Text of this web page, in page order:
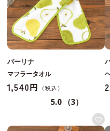
パーリナ
マフラータオル
1,540円
5.0 （3）